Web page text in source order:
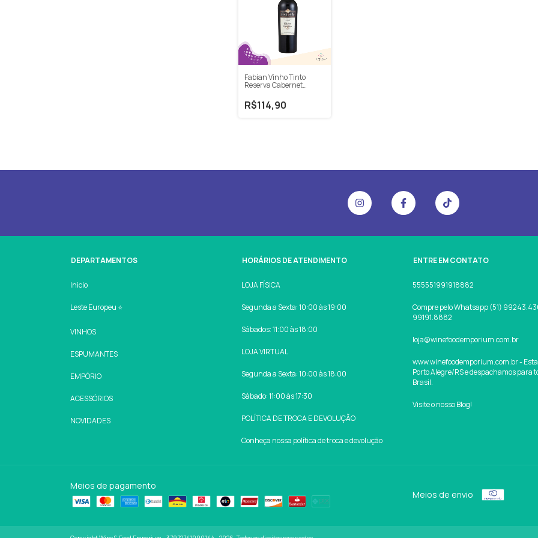
Fabian Vinho Tinto
Reserva Cabernet
R$114,90
DEPARTAMENTOS
Inicio
Leste Europeu ⭐
VINHOS
ESPUMANTES
EMPÓRIO
ACESSÓRIOS
NOVIDADES
HORÁRIOS DE ATENDIMENTO
LOJA FÍSICA
Segunda a Sexta: 10:00 às 19:00
Sábados: 11:00 às 18:00
LOJA VIRTUAL
Segunda a Sexta: 10:00 às 18:00
Sábado: 11:00 às 17:30
POLÍTICA DE TROCA E DEVOLUÇÃO
Conheça nossa política de troca e devolução
ENTRE EM CONTATO
555551991918882
Compre pelo Whatsapp (51)
99191.8882
loja@winefoodemporium.com.br
www.winefoodemporium.com.br -
Porto Alegre/RS e despachamos para
Brasil.
Visite o nosso Blog!
Meios de pagamento
Meios de envio